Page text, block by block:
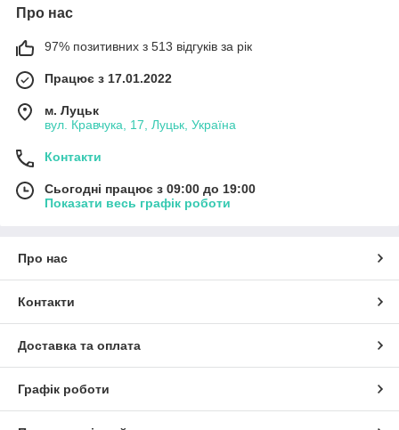
Про нас
97% позитивних з 513 відгуків за рік
Працює з 17.01.2022
м. Луцьк
вул. Кравчука, 17, Луцьк, Україна
Контакти
Сьогодні працює з 09:00 до 19:00
Показати весь графік роботи
Про нас
Контакти
Доставка та оплата
Графік роботи